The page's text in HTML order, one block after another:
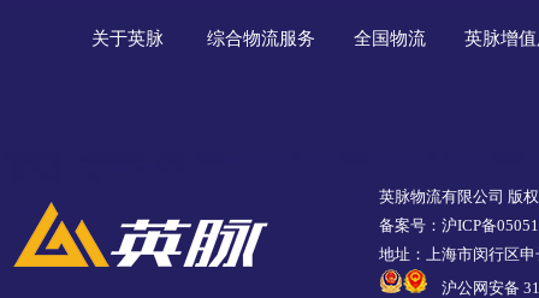
关于英脉 综合物流服务 全国物流 英脉增
英脉物流有限公司 版
备案号：沪ICP备
地址：上海市闵行区
沪公网安备